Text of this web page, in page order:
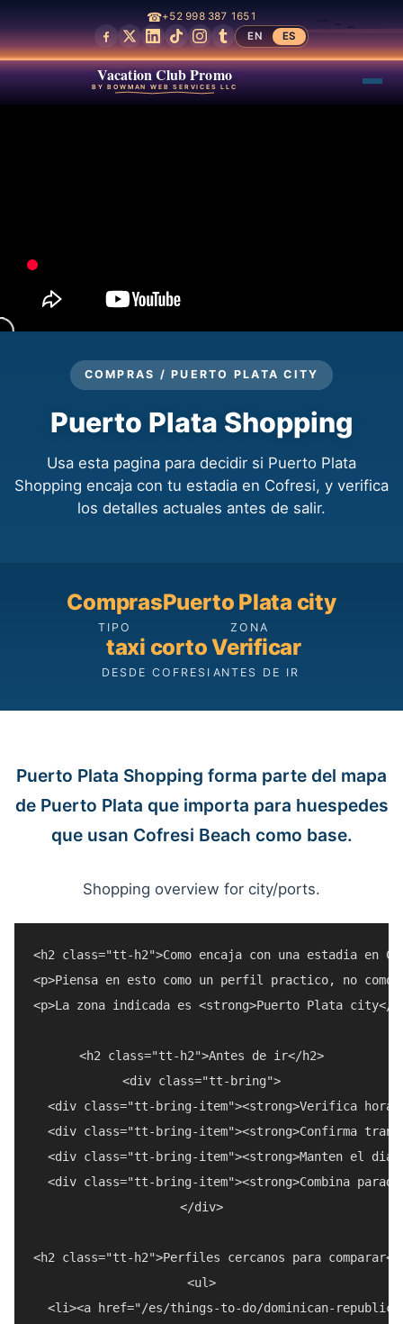
☎+52 998 387 1651
EN
ES
Vacation Club Promo
BY BOWMAN WEB SERVICES LLC
COMPRAS / PUERTO PLATA CITY
Puerto Plata Shopping
Usa esta pagina para decidir si Puerto Plata
Shopping encaja con tu estadia en Cofresi, y verifica
los detalles actuales antes de salir.
Compras
TIPO
Puerto Plata city
ZONA
taxi corto
DESDE COFRESI
Verificar
ANTES DE IR
Puerto Plata Shopping forma parte del mapa
de Puerto Plata que importa para huespedes
que usan Cofresi Beach como base.
Shopping overview for city/ports.
<h2 class="tt-h2">Como encaja con una estadia en
<p>Piensa en esto como un perfil practico, no
<p>La zona indicada es <strong>Puerto Plata
<h2 class="tt-h2">Antes de ir</h2>
<div class="tt-bring">
<div class="tt-bring-item"><strong>Verifica
<div class="tt-bring-item"><strong>Confirma
<div class="tt-bring-item"><strong>Manten el
<div class="tt-bring-item"><strong>Combina
</div>
<h2 class="tt-h2">Perfiles cercanos para comparar</
<ul>
<li><a href="/es/things-to-do/dominican-